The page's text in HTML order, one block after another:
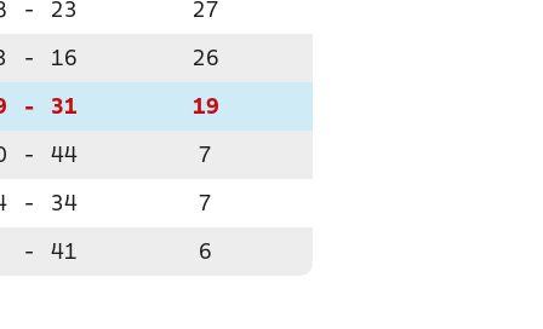
- 23 27
- 16 26
- 31 19
- 44 7
- 34 7
- 41 6